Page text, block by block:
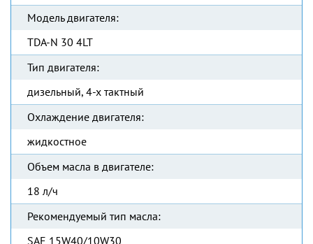
Модель двигателя:
TDA-N 30 4LT
Тип двигателя:
дизельный, 4-х тактный
Охлаждение двигателя:
жидкостное
Объем масла в двигателе:
18 л/ч
Рекомендуемый тип масла:
SAE 15W40/10W30